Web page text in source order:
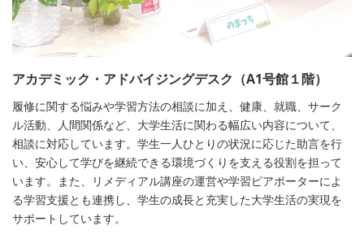
アカデミック・アドバイジングデスク（A1号館１階）
履修に関する悩みや学習方法の相談に加え、健康、就職、サーク
ル活動、人間関係など、大学生活に関わる幅広い内容について、
相談に対応しています。学生一人ひとりの状況に応じた助言を行
い、安心して学びを継続できる環境づくりを支える役割を担って
います。また、リメディアル講座の運営や学習ピアポーターによ
る学習支援とも連携し、学生の成長と充実した大学生活の実現を
サポートしています。